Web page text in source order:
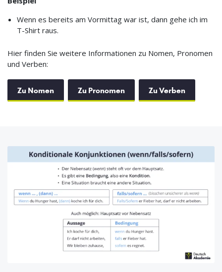
Wenn es bereits am Vormittag war ist, dann gehe ich im
T-Shirt raus.
Hier finden Sie weitere Informationen zu Nomen, Pronomen
und Verben:
Zu Nomen Zu Pronomen Zu Verben